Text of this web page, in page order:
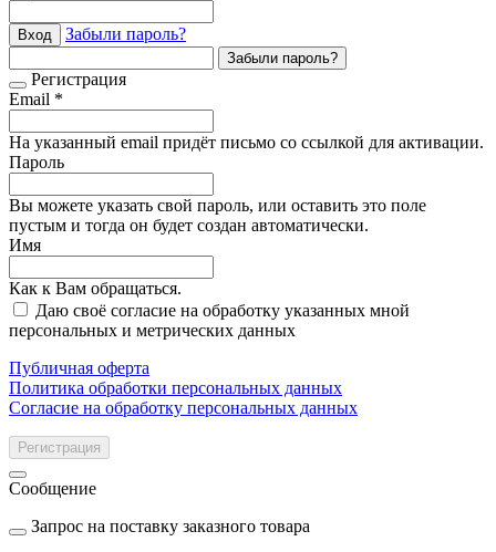
Вход Забыли пароль?
Забыли пароль?
Регистрация
Email *
На указанный email придёт письмо со ссылкой для активации.
Пароль
Вы можете указать свой пароль, или оставить это поле
пустым и тогда он будет создан автоматически.
Имя
Как к Вам обращаться.
Даю своё согласие на обработку указанных мной
персональных и метрических данных
Публичная оферта
Политика обработки персональных данных
Согласие на обработку персональных данных
Регистрация
Сообщение
Запрос на поставку заказного товара